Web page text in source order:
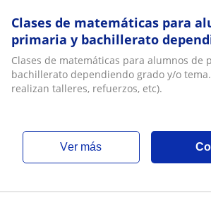
Clases de matemáticas para
primaria y bachillerato
y/o temas
Clases de matemáticas para alumnos de
bachillerato dependiendo grado y/o
realizan talleres, refuerzos, etc).
ver más